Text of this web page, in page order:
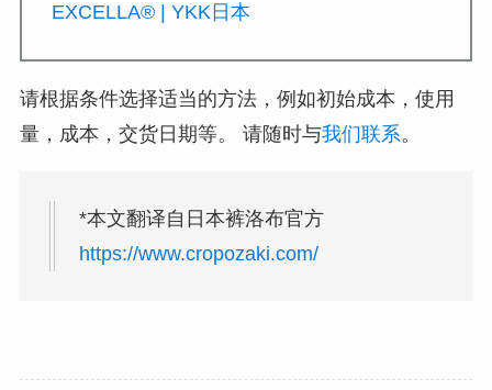
EXCELLA® | YKK日本
请根据条件选择适当的方法，例如初始成本，使用
量，成本，交货日期等。 请随时与我们联系。
*本文翻译自日本裤洛布官方
https://www.cropozaki.com/